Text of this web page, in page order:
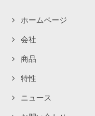
ホームページ
会社
商品
特性
ニュース